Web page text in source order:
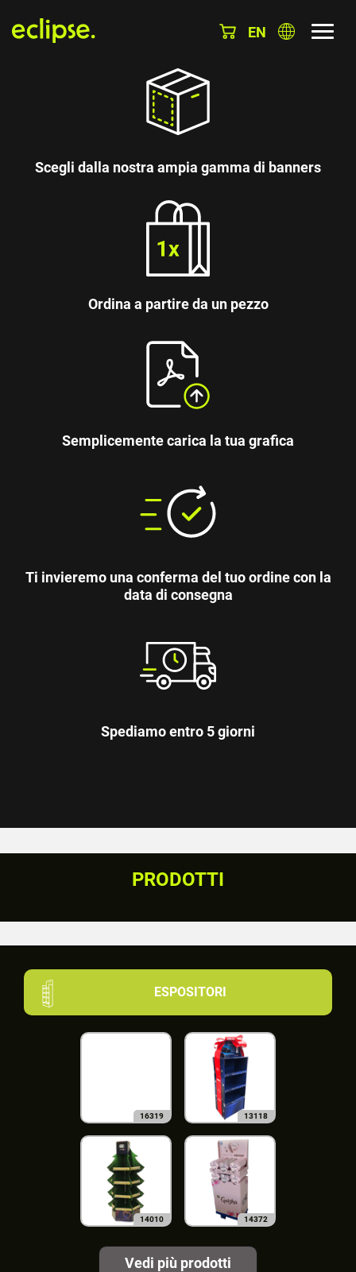
EN
Scegli dalla nostra ampia gamma di banners
Ordina a partire da un pezzo
Semplicemente carica la tua grafica
Ti invieremo una conferma del tuo ordine con la
data di consegna
Spediamo entro 5 giorni
PRODOTTI
ESPOSITORI
16319 13118
14010 14372
Vedi più prodotti